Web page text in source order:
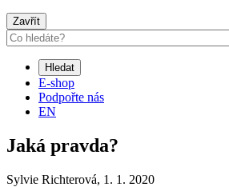
Zavřít
Hledat
E-shop
Podpořte nás
EN
Jaká pravda?
Sylvie Richterová, 1. 1. 2020